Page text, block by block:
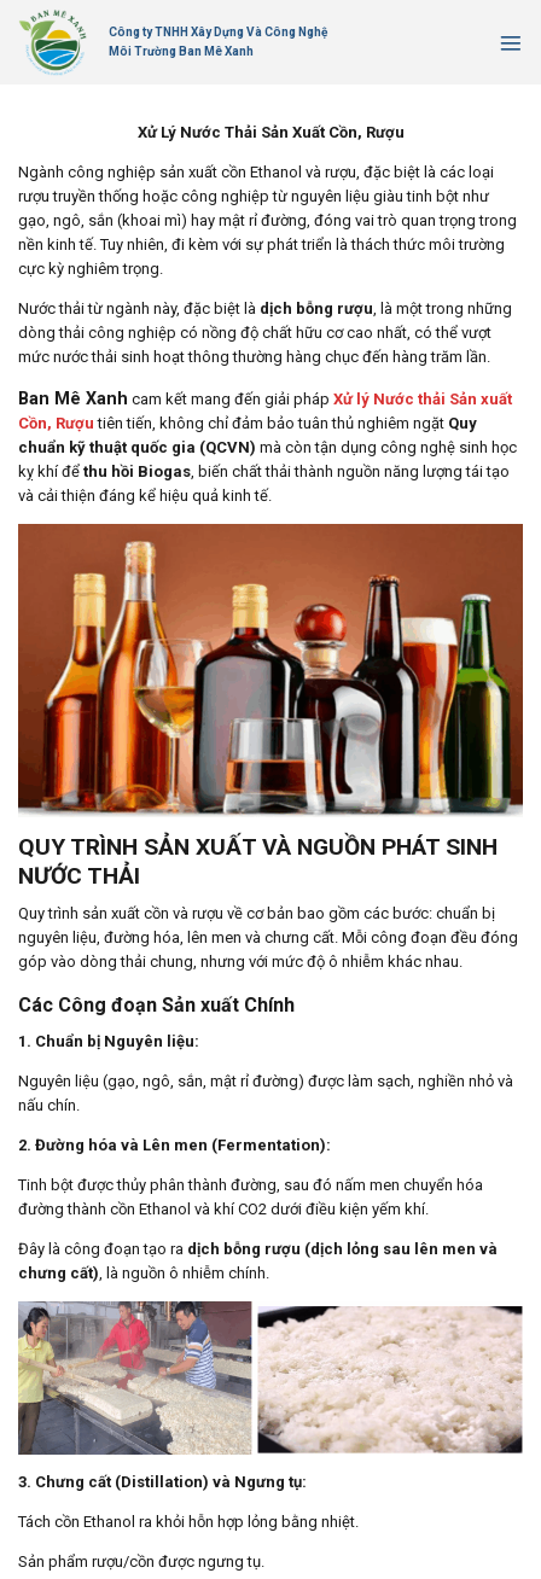
qua
Công ty TNHH Xây Dựng Và Công Nghệ
Môi Trường Ban Mê Xanh
Xử Lý Nước Thải Sản Xuất Cồn, Rượu
Ngành công nghiệp sản xuất cồn Ethanol và rượu, đặc biệt là các loại
rượu truyền thống hoặc công nghiệp từ nguyên liệu giàu tinh bột như
gạo, ngô, sắn (khoai mì) hay mật rỉ đường, đóng vai trò quan trọng trong
nền kinh tế. Tuy nhiên, đi kèm với sự phát triển là thách thức môi trường
cực kỳ nghiêm trọng.
Nước thải từ ngành này, đặc biệt là dịch bỗng rượu, là một trong những
dòng thải công nghiệp có nồng độ chất hữu cơ cao nhất, có thể vượt
mức nước thải sinh hoạt thông thường hàng chục đến hàng trăm lần.
Ban Mê Xanh cam kết mang đến giải pháp Xử lý Nước thải Sản xuất
Cồn, Rượu tiên tiến, không chỉ đảm bảo tuân thủ nghiêm ngặt Quy
chuẩn kỹ thuật quốc gia (QCVN) mà còn tận dụng công nghệ sinh học
kỵ khí để thu hồi Biogas, biến chất thải thành nguồn năng lượng tái tạo
và cải thiện đáng kể hiệu quả kinh tế.
QUY TRÌNH SẢN XUẤT VÀ NGUỒN PHÁT SINH
NƯỚC THẢI
Quy trình sản xuất cồn và rượu về cơ bản bao gồm các bước: chuẩn bị
nguyên liệu, đường hóa, lên men và chưng cất. Mỗi công đoạn đều đóng
góp vào dòng thải chung, nhưng với mức độ ô nhiễm khác nhau.
Các Công đoạn Sản xuất Chính
1. Chuẩn bị Nguyên liệu:
Nguyên liệu (gạo, ngô, sắn, mật rỉ đường) được làm sạch, nghiền nhỏ và
nấu chín.
2. Đường hóa và Lên men (Fermentation):
Tinh bột được thủy phân thành đường, sau đó nấm men chuyển hóa
đường thành cồn Ethanol và khí CO2 dưới điều kiện yếm khí.
Đây là công đoạn tạo ra dịch bỗng rượu (dịch lỏng sau lên men và
chưng cất), là nguồn ô nhiễm chính.
3. Chưng cất (Distillation) và Ngưng tụ:
Tách cồn Ethanol ra khỏi hỗn hợp lỏng bằng nhiệt.
Sản phẩm rượu/cồn được ngưng tụ.